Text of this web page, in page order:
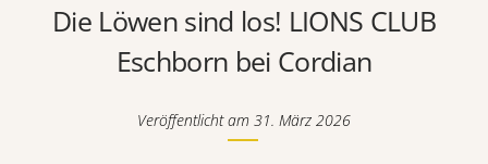
Die Löwen sind los! LIONS CLUB
Eschborn bei Cordian
Veröffentlicht am 31. März 2026